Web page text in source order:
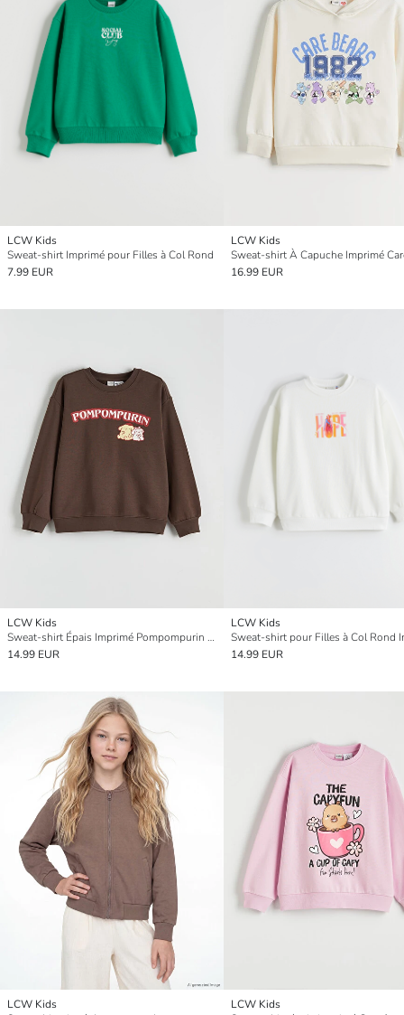
LCW Kids
Sweat-shirt Imprimé pour Filles à Col Rond
7.99 EUR
LCW Kids
16.99 EUR
LCW Kids
Sweat-shirt Épais Imprimé Pompompurin pour Filles
14.99 EUR
LCW Kids
14.99 EUR
LCW Kids
LCW Kids